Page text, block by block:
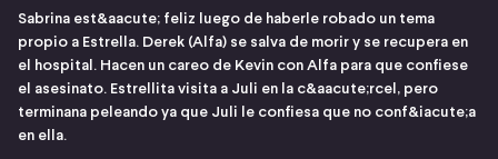
Sabrina est&aacute; feliz luego de haberle robado un tema
propio a Estrella. Derek (Alfa) se salva de morir y se recupera en
el hospital. Hacen un careo de Kevin con Alfa para que confiese
el asesinato. Estrellita visita a Juli en la c&aacute;rcel, pero
terminana peleando ya que Juli le confiesa que no conf&iacute;a
en ella.